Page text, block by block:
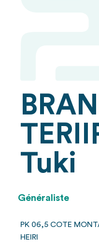
Tuki
Généraliste
PK 06,5 COTE
HEIRI